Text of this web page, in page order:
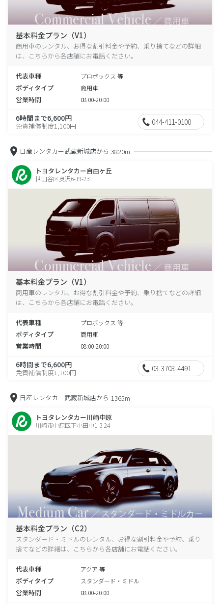
基本料金プラン（V1）
商用車のレンタル、お得な割引料金や予約、乗り捨てなどの詳細
は、こちらから各店舗にお電話ください。
代表車種 プロボックス 等
ボディタイプ 商用車
営業時間 08:00-20:00
6時間まで6,600円
免責補償制度1,100円 044-411-0100
日産レンタカー武蔵新城店から 3820m
トヨタレンタカー自由ヶ丘
世田谷区奥沢6-19-23
基本料金プラン（V1）
商用車のレンタル、お得な割引料金や予約、乗り捨てなどの詳細
は、こちらから各店舗にお電話ください。
代表車種 プロボックス 等
ボディタイプ 商用車
営業時間 08:00-20:00
6時間まで6,600円
免責補償制度1,100円 03-3703-4491
日産レンタカー武蔵新城店から 1365m
トヨタレンタカー川崎中原
川崎市中原区下小田中1-3-24
基本料金プラン（C2）
スタンダード・ミドルのレンタル、お得な割引料金や予約、乗り
捨てなどの詳細は、こちらから各店舗にお電話ください。
代表車種 アクア 等
ボディタイプ スタンダード・ミドル
営業時間 08:00-20:00